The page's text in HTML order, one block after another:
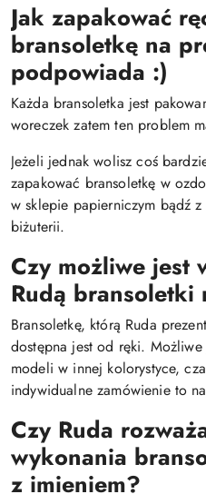
Jak zapakować
bransoletkę na
podpowiada :)
Każda bransoletka jest
woreczek zatem ten problem
Jeżeli jednak wolisz coś
zapakować bransoletkę w
w sklepie papierniczym bądź
biżuterii.
Czy możliwe jest
Rudą bransoletki
Bransoletkę, którą Ruda
dostępna jest od ręki.
modeli w innej kolorystyce,
indywidualne zamówienie to
Czy Ruda
wykonania
z imieniem?